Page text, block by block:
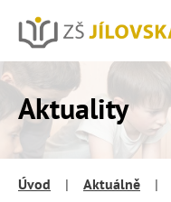
Aktuality
Úvod | Aktuálně |